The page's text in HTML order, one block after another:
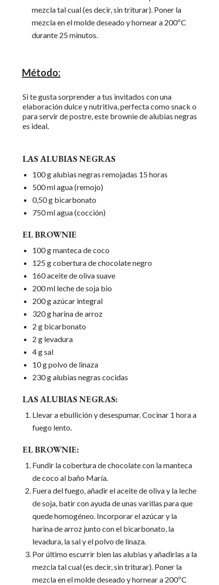
mezcla tal cual (es decir, sin triturar). Poner la
mezcla en el molde deseado y hornear a 200ºC
durante 25 minutos.
Método:
Si te gusta sorprender a tus invitados con una
elaboración dulce y nutritiva, perfecta como snack o
para servir de postre, este brownie de alubias negras
es ideal.
LAS ALUBIAS NEGRAS
100 g alubias negras remojadas 15 horas
500 ml agua (remojo)
0,50 g bicarbonato
750 ml agua (cocción)
EL BROWNIE
100 g manteca de coco
125 g cobertura de chocolate negro
160 aceite de oliva suave
200 ml leche de soja bio
200 g azúcar integral
320 g harina de arroz
2 g bicarbonato
2 g levadura
4 g sal
10 g polvo de linaza
230 g alubias negras cocidas
LAS ALUBIAS NEGRAS:
Llevar a ebullición y desespumar. Cocinar 1 hora a
fuego lento.
EL BROWNIE:
Fundir la cobertura de chocolate con la manteca
de coco al baño María.
Fuera del fuego, añadir el aceite de oliva y la leche
de soja, batir con ayuda de unas varillas para que
quede homogéneo. Incorporar el azúcar y la
harina de arroz junto con el bicarbonato, la
levadura, la sal y el polvo de linaza.
Por último escurrir bien las alubias y añadirlas a la
mezcla tal cual (es decir, sin triturar). Poner la
mezcla en el molde deseado y hornear a 200ºC